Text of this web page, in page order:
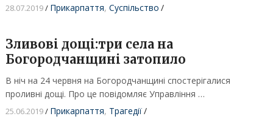
28.07.2019/ Прикарпаття, Суспільство /
Зливові дощі:три села на
Богородчанщині затопило
В ніч на 24 червня на Богородчанщині спостерігалися
проливні дощі. Про це повідомляє Управління …
25.06.2019/ Прикарпаття, Трагедії/